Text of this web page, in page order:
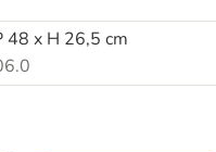
48 x H 26,5 cm